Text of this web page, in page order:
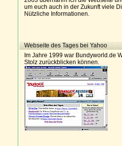
um euch auch in der Zukunft viele
Nützliche Informationen.
Webseite des Tages bei Yahoo
Im Jahre 1999 war Bundyworld.de
Stolz zurückblicken können.